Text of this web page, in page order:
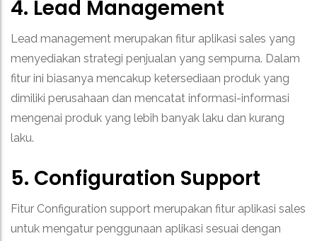
4. Lead Management
Lead management merupakan fitur aplikasi sales yang
menyediakan strategi penjualan yang sempurna. Dalam
fitur ini biasanya mencakup ketersediaan produk yang
dimiliki perusahaan dan mencatat informasi-informasi
mengenai produk yang lebih banyak laku dan kurang
laku.
5. Configuration Support
Fitur Configuration support merupakan fitur aplikasi sales
untuk mengatur penggunaan aplikasi sesuai dengan